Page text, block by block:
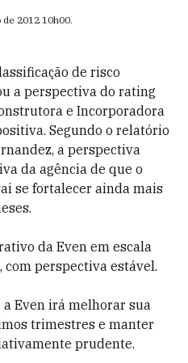
de 2012 10h00.
de risco
a perspectiva do rating
e Incorporadora
Segundo o relatório
a perspectiva
da agência de que o
se fortalecer ainda mais
da Even em escala
com perspectiva estável.
Even irá melhorar sua
trimestres e manter
prudente.